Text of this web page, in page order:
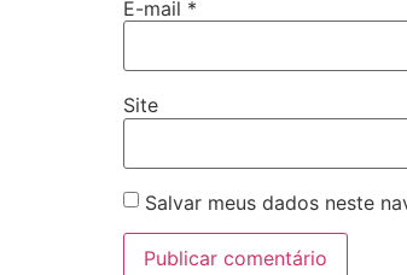
E-mail *
Site
Salvar meus dados neste